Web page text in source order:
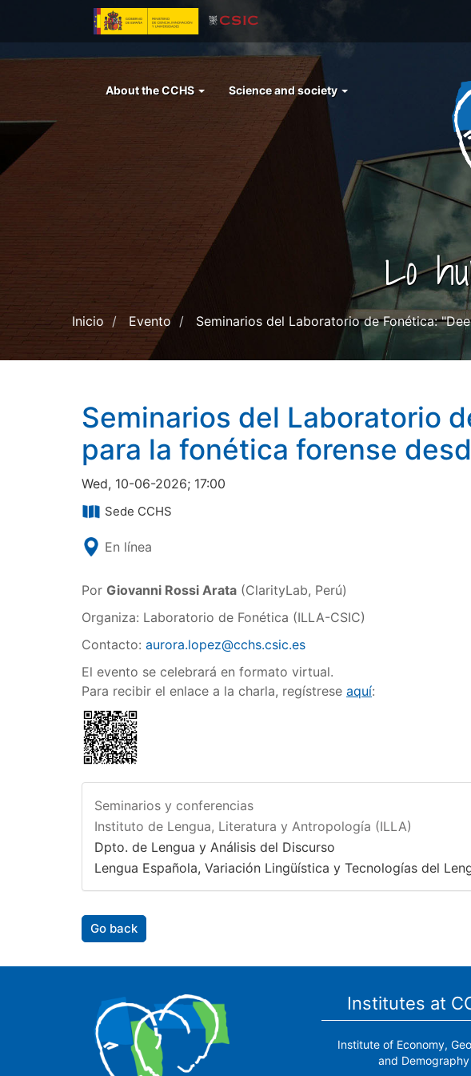
Menu
About the CCHS Science and society
Lo
Inicio Evento Seminarios del Laboratorio de Fonética:
Seminarios del Laboratorio
para la fonética forense
Wed, 10-06-2026; 17:00
Sede CCHS
En línea
Por Giovanni Rossi Arata (ClarityLab, Perú)
Organiza: Laboratorio de Fonética (ILLA-CSIC)
Contacto: aurora.lopez@cchs.csic.es
El evento se celebrará en formato virtual.
Para recibir el enlace a la charla, regístrese aquí:
Seminarios y conferencias
Instituto de Lengua, Literatura y Antropología (ILLA)
Dpto. de Lengua y Análisis del Discurso
Lengua Española, Variación Lingüística y Tecnologías del
Go back
Institutes at
Institute of Economy,
and Demography